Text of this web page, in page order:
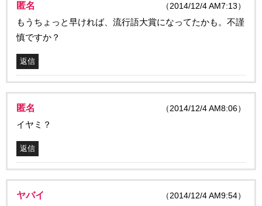
匿名 （2014/12/4 AM7:13）
もうちょっと早ければ、流行語大賞になってたかも。不謹
慎ですか？
返信
匿名 （2014/12/4 AM8:06）
イヤミ？
返信
ヤバイ （2014/12/4 AM9:54）